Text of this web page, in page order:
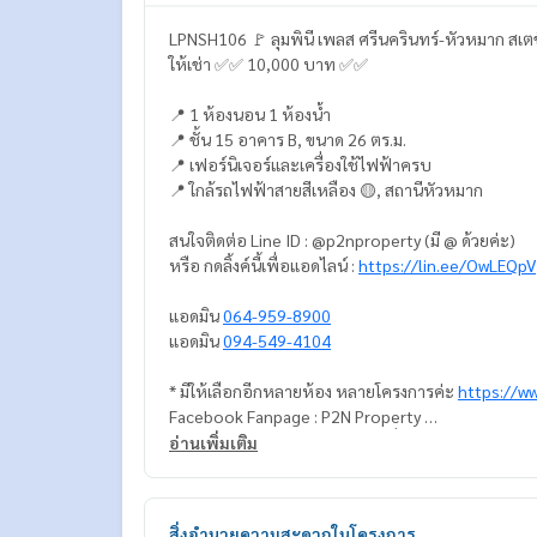
LPNSH106 🚩 ลุมพินี เพลส ศรีนครินทร์-หัวหมาก สเ
ให้เช่า ✅✅ 10,000 บาท ✅✅
📍 1 ห้องนอน 1 ห้องน้ำ
📍 ชั้น 15 อาคาร B, ขนาด 26 ตร.ม.
📍 เฟอร์นิเจอร์และเครื่องใช้ไฟฟ้าครบ
📍 ใกล้รถไฟฟ้าสายสีเหลือง 🟡, สถานีหัวหมาก
สนใจติดต่อ Line ID : @p2nproperty (มี @ ด้วยค่ะ)
หรือ กดลิ้งค์นี้เพื่อแอดไลน์ : https://lin.ee/OwLEQpV
แอดมิน064-959-8900
แอดมิน094-549-4104
* มีให้เลือกอีกหลายห้อง หลายโครงการค่ะ https://
Facebook Fanpage : P2N Property
** รับฝาก ขาย-เช่า คอนโด บ้าน ที่ดิน และอสังหาริมท
อ่านเพิ่มเติม